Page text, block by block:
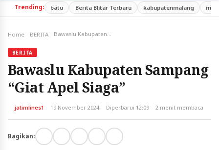
Trending: batu Berita Blitar Terbaru kabupatenmalang
Home BERITA
BERITA
Bawaslu Kabupaten Sampang
“Giat Apel Siaga”
jatimlines1 19 November 2024 Diperbarui 12:09 2 menit membaca
Bagikan: